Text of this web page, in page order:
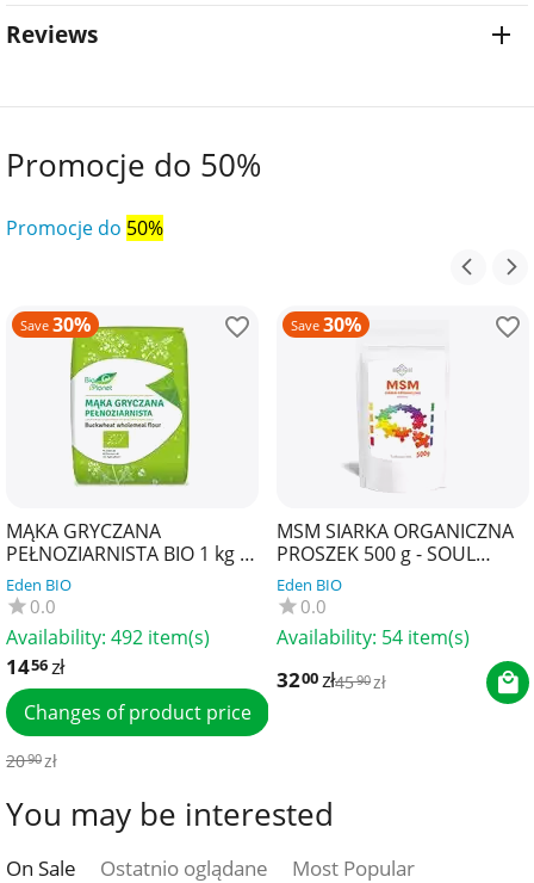
Reviews
Promocje do 50%
Promocje do 50%
Save 30%
MĄKA GRYCZANA
PEŁNOZIARNISTA BIO 1 kg -
BIO PLANET
Eden BIO
0.0
Availability: 492 item(s)
1456zł
Changes of product price
2090zł
Save 30%
MSM SIARKA ORGANICZNA
PROSZEK 500 g - SOUL
FARM
Eden BIO
0.0
Availability: 54 item(s)
3200zł4590zł
You may be interested
On Sale Ostatnio oglądane Most Popular